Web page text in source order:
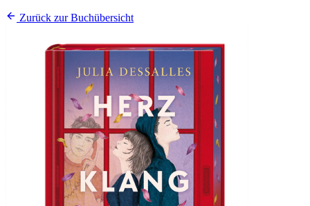
Zurück zur Buchübersicht